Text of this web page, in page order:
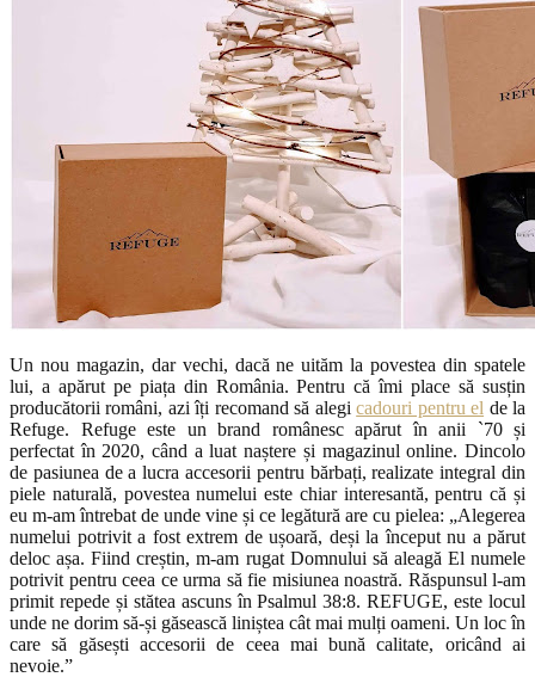
Un nou magazin, dar vechi, dacă ne uităm la povestea din spatele
lui, a apărut pe piața din România. Pentru că îmi place să susțin
producătorii români, azi îți recomand să alegicadouri pentru el de la
Refuge. Refuge este un brand românesc apărut în anii `70 și
perfectat în 2020, când a luat naștere și magazinul online. Dincolo
de pasiunea de a lucra accesorii pentru bărbați, realizate integral din
piele naturală, povestea numelui este chiar interesantă, pentru că și
eu m-am întrebat de unde vine și ce legătură are cu pielea: „Alegerea
numelui potrivit a fost extrem de ușoară, deși la început nu a părut
deloc așa. Fiind creștin, m-am rugat Domnului să aleagă El numele
potrivit pentru ceea ce urma să fie misiunea noastră. Răspunsul l-am
primit repede și stătea ascuns în Psalmul 38:8. REFUGE, este locul
unde ne dorim să-și găsească liniștea cât mai mulți oameni. Un loc în
care să găsești accesorii de ceea mai bună calitate, oricând ai
nevoie.”